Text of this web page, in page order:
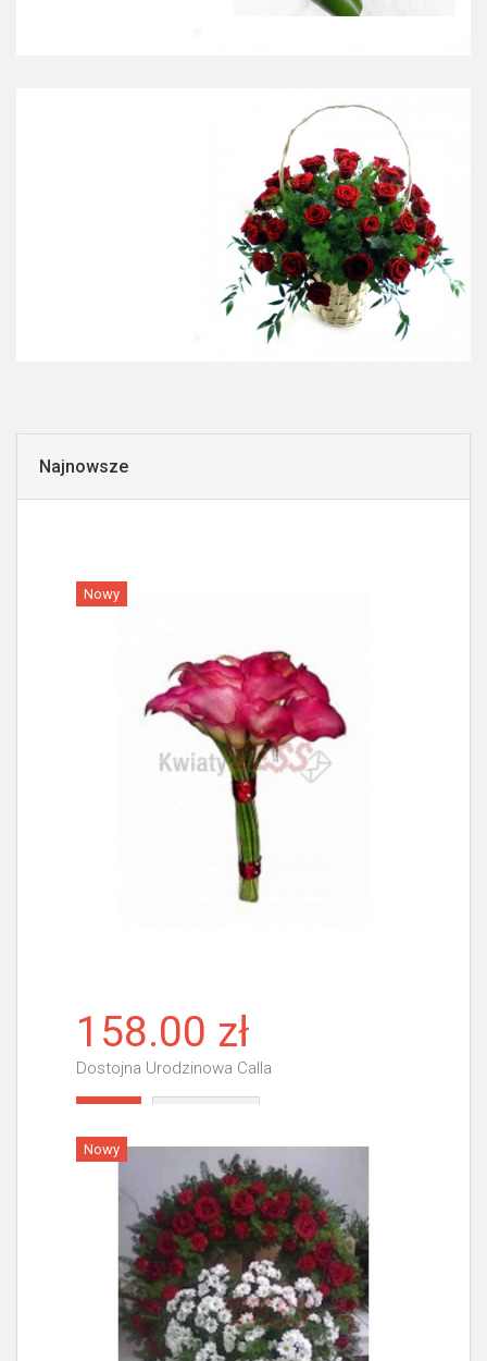
Najnowsze
Nowy
158.00 zł
Dostojna Urodzinowa Calla
Nowy